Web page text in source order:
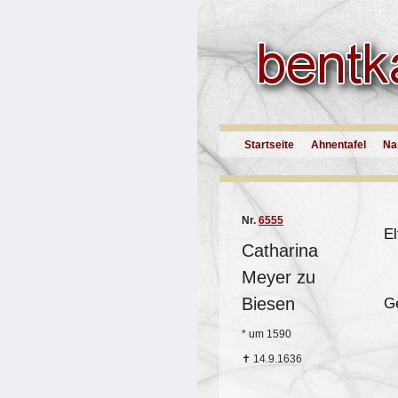
Startseite Ahnentafel
Nr. 6555
Catharina
Meyer zu
Biesen
* um 1590
✝ 14.9.1636